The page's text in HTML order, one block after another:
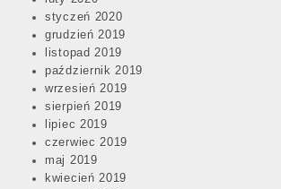
styczeń 2020
grudzień 2019
listopad 2019
październik 2019
wrzesień 2019
sierpień 2019
lipiec 2019
czerwiec 2019
maj 2019
kwiecień 2019